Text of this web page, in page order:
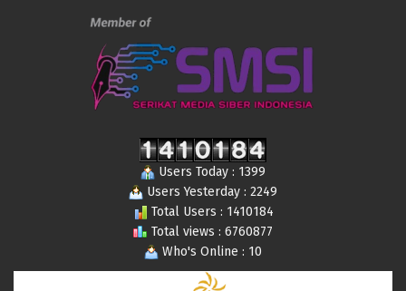
Users Today : 1399
Users Yesterday : 2249
Total Users : 1410184
Total views : 6760877
Who's Online : 10